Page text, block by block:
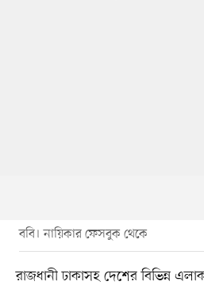
ববি। নায়িকার ফেসবুক থেকে
রাজধানী ঢাকাসহ দেশের বিভিন্ন